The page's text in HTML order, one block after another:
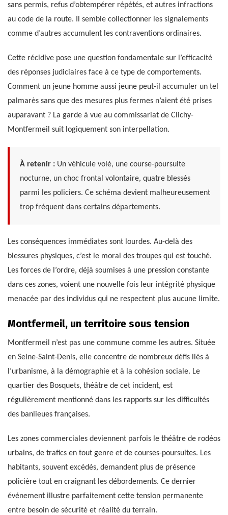
sans permis, refus d’obtempérer répétés, et autres infractions
au code de la route. Il semble collectionner les signalements
comme d’autres accumulent les contraventions ordinaires.
Cette récidive pose une question fondamentale sur l’efficacité
des réponses judiciaires face à ce type de comportements.
Comment un jeune homme aussi jeune peut-il accumuler un tel
palmarès sans que des mesures plus fermes n’aient été prises
auparavant ? La garde à vue au commissariat de Clichy-
Montfermeil suit logiquement son interpellation.
À retenir : Un véhicule volé, une course-poursuite
nocturne, un choc frontal volontaire, quatre blessés
parmi les policiers. Ce schéma devient malheureusement
trop fréquent dans certains départements.
Les conséquences immédiates sont lourdes. Au-delà des
blessures physiques, c’est le moral des troupes qui est touché.
Les forces de l’ordre, déjà soumises à une pression constante
dans ces zones, voient une nouvelle fois leur intégrité physique
menacée par des individus qui ne respectent plus aucune limite.
Montfermeil, un territoire sous tension
Montfermeil n’est pas une commune comme les autres. Située
en Seine-Saint-Denis, elle concentre de nombreux défis liés à
l’urbanisme, à la démographie et à la cohésion sociale. Le
quartier des Bosquets, théâtre de cet incident, est
régulièrement mentionné dans les rapports sur les difficultés
des banlieues françaises.
Les zones commerciales deviennent parfois le théâtre de rodéos
urbains, de trafics en tout genre et de courses-poursuites. Les
habitants, souvent excédés, demandent plus de présence
policière tout en craignant les débordements. Ce dernier
événement illustre parfaitement cette tension permanente
entre besoin de sécurité et réalité du terrain.